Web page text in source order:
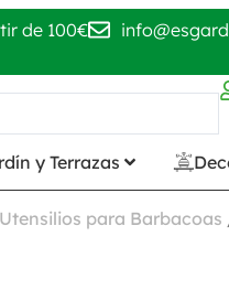
de 100€
y Terrazas
para Barbacoas